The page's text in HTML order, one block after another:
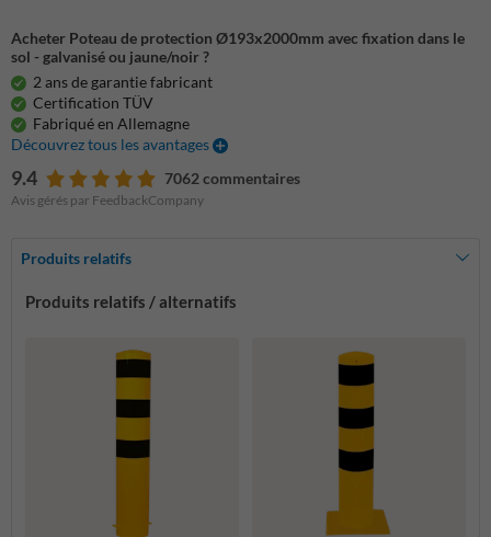
Acheter Poteau de protection Ø193x2000mm avec fixation dans le
sol - galvanisé ou jaune/noir ?
2 ans de garantie fabricant
Certification TÜV
Fabriqué en Allemagne
Découvrez tous les avantages
9.4 7062 commentaires
Avis gérés par FeedbackCompany
Produits relatifs
Produits relatifs / alternatifs